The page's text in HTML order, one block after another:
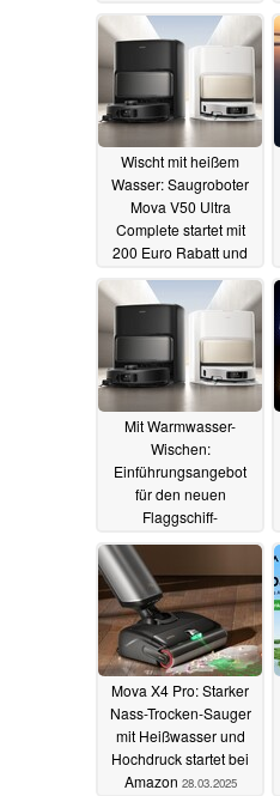
13.07.2025
Wischt mit heißem
Wasser: Saugroboter
Mova V50 Ultra
Complete startet mit
200 Euro Rabatt und
25.04.2025
Mit Warmwasser-
Wischen:
Einführungsangebot
für den neuen
Flaggschiff-
Ultra Complete
10.04.2025
Mova X4 Pro: Starker
Nass-Trocken-Sauger
mit Heißwasser und
Hochdruck startet bei
Amazon 28.03.2025